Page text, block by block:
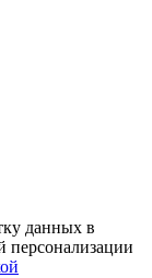
данных в
персонализации